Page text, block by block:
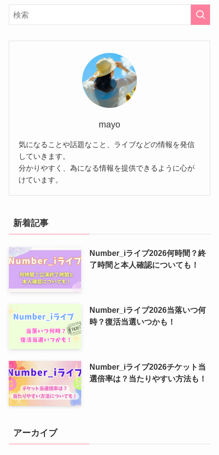
mayo
気になることや話題なこと、ライブなどの情報を発信
していきます。
分かりやすく、為になる情報を提供できるように心が
けています。
新着記事
Number_iライブ2026何時間？終
了時間と本人確認についても！
Number_iライブ2026当落いつ何
時？復活当選いつかも！
Number_iライブ2026チケット当
選倍率は？当たりやすい方法も！
アーカイブ